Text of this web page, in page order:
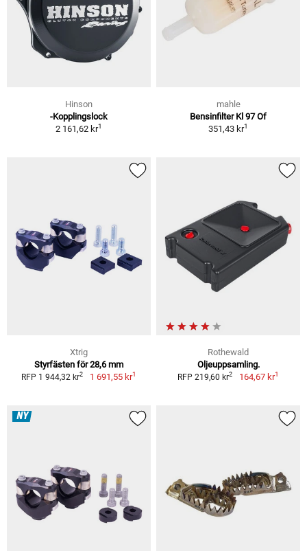
Hinson
-Kopplingslock
2 161,62 kr1
mahle
Bensinfilter Kl 97 Of
351,43 kr1
Xtrig
Styrfästen för 28,6 mm
RFP 1 944,32 kr2 1 691,55 kr1
Rothewald
Oljeuppsamling.
RFP 219,60 kr2 164,67 kr1
NY